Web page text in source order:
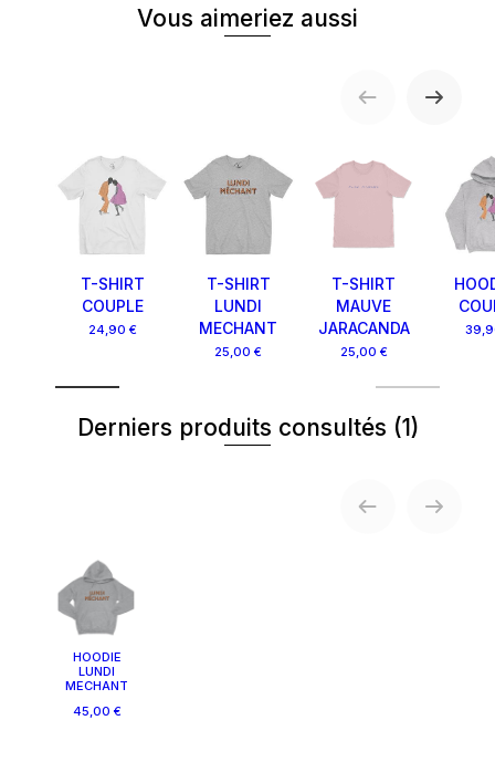
Vous aimeriez aussi
T-SHIRT
COUPLE
24,90 €
T-SHIRT
LUNDI
MECHANT
25,00 €
T-SHIRT
MAUVE
JARACANDA
25,00 €
Derniers produits consultés (1)
HOODIE
LUNDI
MECHANT
45,00 €